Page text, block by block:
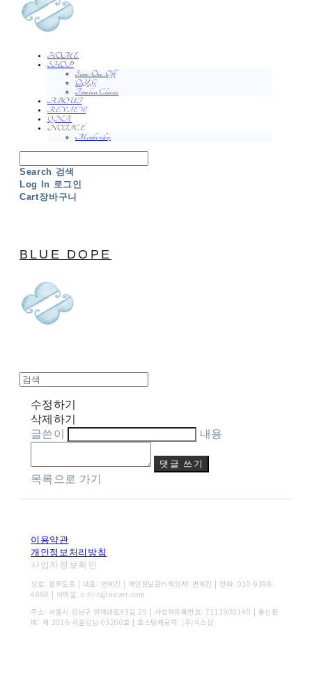
HOME
SHOP
Semi-One-Off
O.Y.G
Timeless Classic
ABOUT
REVIEW
QNA
NOTICE
Membership
Search 검색
Log In 로그인
Cart장바구니
BLUE DOPE
수정하기
삭제하기
글쓴이
내용
댓글 쓰기
목록으로 가기
이용약관
개인정보처리방침
사업자정보확인
상호: 블루도프 | 대표: 변혜진 | 개인정보관리책임자: 변혜진 | 전화: 010-9398-
4868 | 이메일: o-hi-o@naver.com
주소: 서울시 강남구 양재대로43길 29 | 사업자등록번호: 7111900140 | 통신판
매: 제 2016-서울강남-03200호 | 호스팅제공자: (주)식스샵